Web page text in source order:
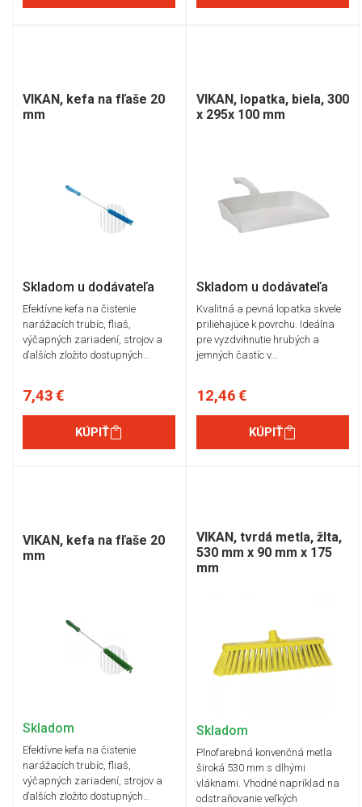
VIKAN, kefa na fľaše 20
mm
Skladom u dodávateľa
Efektívne kefa na čistenie
narážacích trubíc, fliaš,
výčapných zariadení, strojov a
ďalších zložito dostupných…
7,43 €
KÚPIŤ
VIKAN, lopatka, biela, 300
x 295x 100 mm
Skladom u dodávateľa
Kvalitná a pevná lopatka skvele
priliehajúce k povrchu. Ideálna
pre vyzdvihnutie hrubých a
jemných častíc v…
12,46 €
KÚPIŤ
VIKAN, kefa na fľaše 20
mm
Skladom
Efektívne kefa na čistenie
narážacích trubíc, fliaš,
výčapných zariadení, strojov a
ďalších zložito dostupných…
VIKAN, tvrdá metla, žlta,
530 mm x 90 mm x 175
mm
Skladom
Plnofarebná konvenčná metla
široká 530 mm s dlhými
vláknami. Vhodné napríklad na
odstraňovanie veľkých